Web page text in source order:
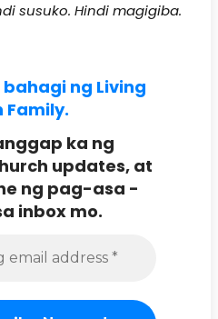
susuko. Hindi magigiba.
ng Living
Family.
ka ng
updates, at
ng pag-asa -
inbox mo.